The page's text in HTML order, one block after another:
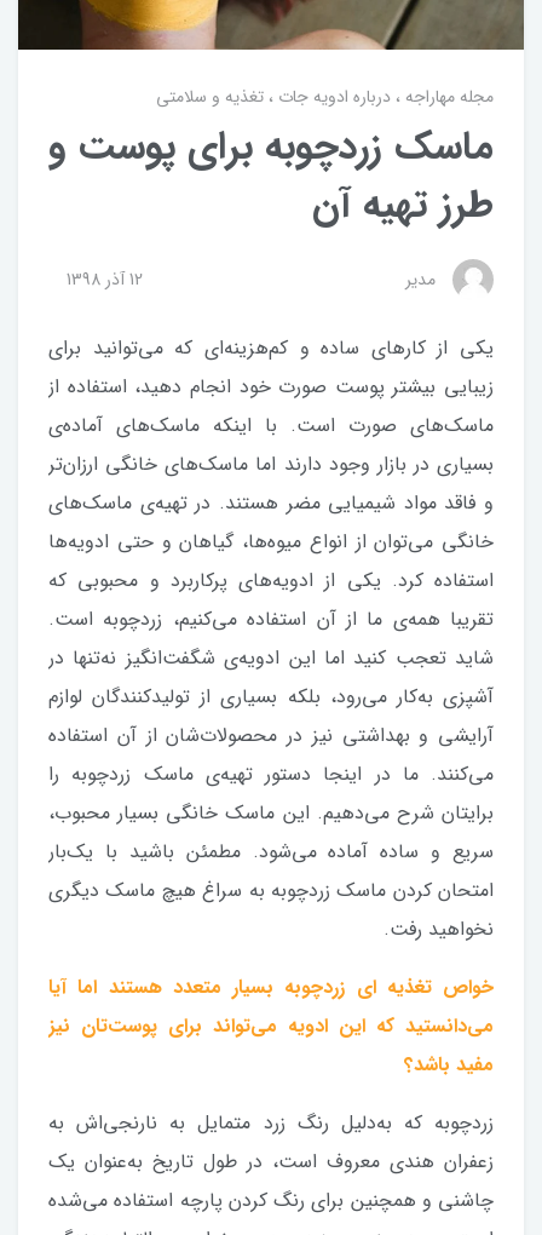
مجله مهاراجه درباره ادویه جات تغذیه و سلامتی
ماسک زردچوبه برای پوست و
طرز تهیه آن
مدیر 12 آذر 1398
یکی از کارهای ساده و کم‌هزینه‌ای که می‌توانید برای
زیبایی بیشتر پوست صورت خود انجام دهید، استفاده از
ماسک‌های صورت است. با اینکه ماسک‌های آماده‌ی
بسیاری در بازار وجود دارند اما ماسک‌های خانگی ارزان‌تر
و فاقد مواد شیمیایی مضر هستند. در تهیه‌ی ماسک‌های
خانگی می‌توان از انواع میوه‌ها، گیاهان و حتی ادویه‌ها
استفاده کرد. یکی از ادویه‌های پرکاربرد و محبوبی که
تقریبا همه‌ی ما از آن استفاده می‌کنیم، زردچوبه است.
شاید تعجب کنید اما این ادویه‌ی شگفت‌انگیز نه‌تنها در
آشپزی به‌کار می‌رود، بلکه بسیاری از تولیدکنندگان لوازم
آرایشی و بهداشتی نیز در محصولات‌شان از آن استفاده
می‌کنند. ما در اینجا دستور تهیه‌ی ماسک زردچوبه را
برایتان شرح می‌دهیم. این ماسک خانگی بسیار محبوب،
سریع و ساده آماده می‌شود. مطمئن باشید با یک‌بار
امتحان کردن ماسک زردچوبه به سراغ هیچ ماسک دیگری
نخواهید رفت.
خواص تغذیه ای زردچوبه بسیار متعدد هستند اما آیا
می‌دانستید که این ادویه می‌تواند برای پوست‌تان نیز
مفید باشد؟
زردچوبه که به‌دلیل رنگ زرد متمایل به نارنجی‌اش به
زعفران هندی معروف است، در طول تاریخ به‌عنوان یک
چاشنی و همچنین برای رنگ کردن پارچه استفاده می‌شده